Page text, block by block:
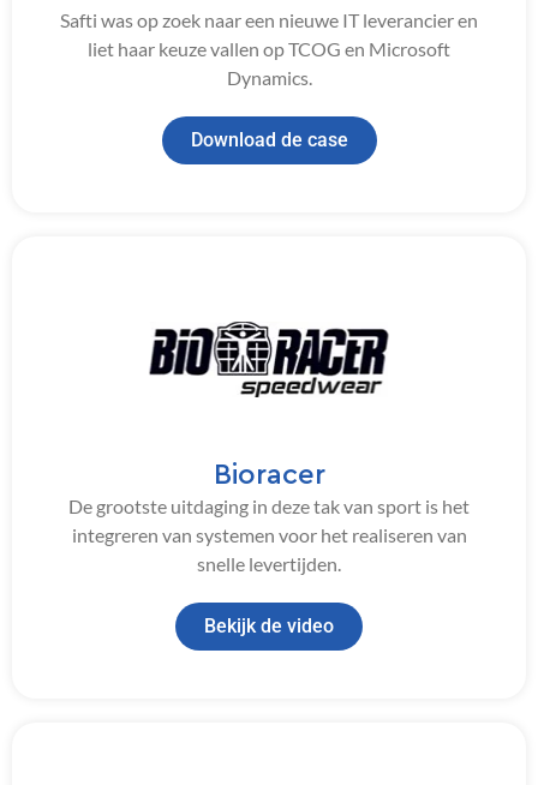
Safti was op zoek naar een nieuwe IT leverancier en
liet haar keuze vallen op TCOG en Microsoft
Dynamics.
Download de case
Bioracer
De grootste uitdaging in deze tak van sport is het
integreren van systemen voor het realiseren van
snelle levertijden.
Bekijk de video